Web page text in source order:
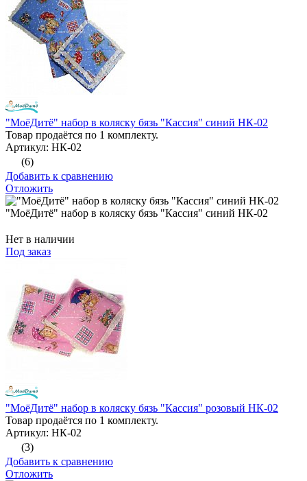
"МоёДитё" набор в коляску бязь "Кассия" синий НК-02
Товар продаётся по 1 комплекту.
Артикул: НК-02
(6)
Добавить к сравнению
Отложить
"МоёДитё" набор в коляску бязь "Кассия" синий НК-02
Нет в наличии
Под заказ
"МоёДитё" набор в коляску бязь "Кассия" розовый НК-02
Товар продаётся по 1 комплекту.
Артикул: НК-02
(3)
Добавить к сравнению
Отложить